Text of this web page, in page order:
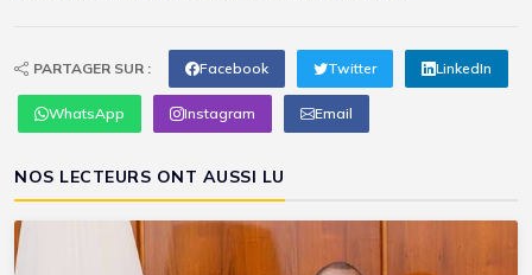
PARTAGER SUR : Facebook Twitter LinkedIn
WhatsApp Instagram Email
NOS LECTEURS ONT AUSSI LU